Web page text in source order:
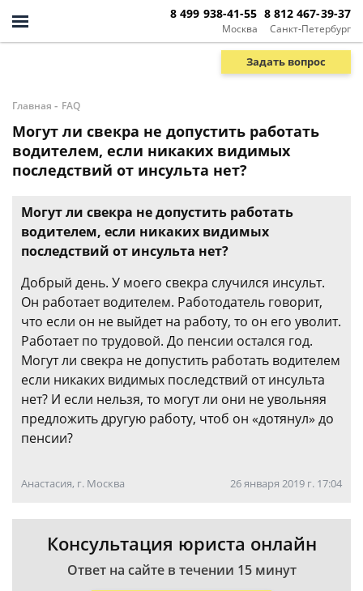
Москва
8 499 938-41-55
Санкт-Петербург
8 812 467-39-37
Задать вопрос
Главная - FAQ
Могут ли свекра не допустить работать
водителем, если никаких видимых
последствий от инсульта нет?
Могут ли свекра не допустить работать
водителем, если никаких видимых
последствий от инсульта нет?
Добрый день. У моего свекра случился инсульт.
Он работает водителем. Работодатель говорит,
что если он не выйдет на работу, то он его уволит.
Работает по трудовой. До пенсии остался год.
Могут ли свекра не допустить работать водителем
если никаких видимых последствий от инсульта
нет? И если нельзя, то могут ли они не увольняя
предложить другую работу, чтоб он «дотянул» до
пенсии?
Анастасия, г. Москва 26 января 2019 г. 17:04
Консультация юриста онлайн
Ответ на сайте в течении 15 минут